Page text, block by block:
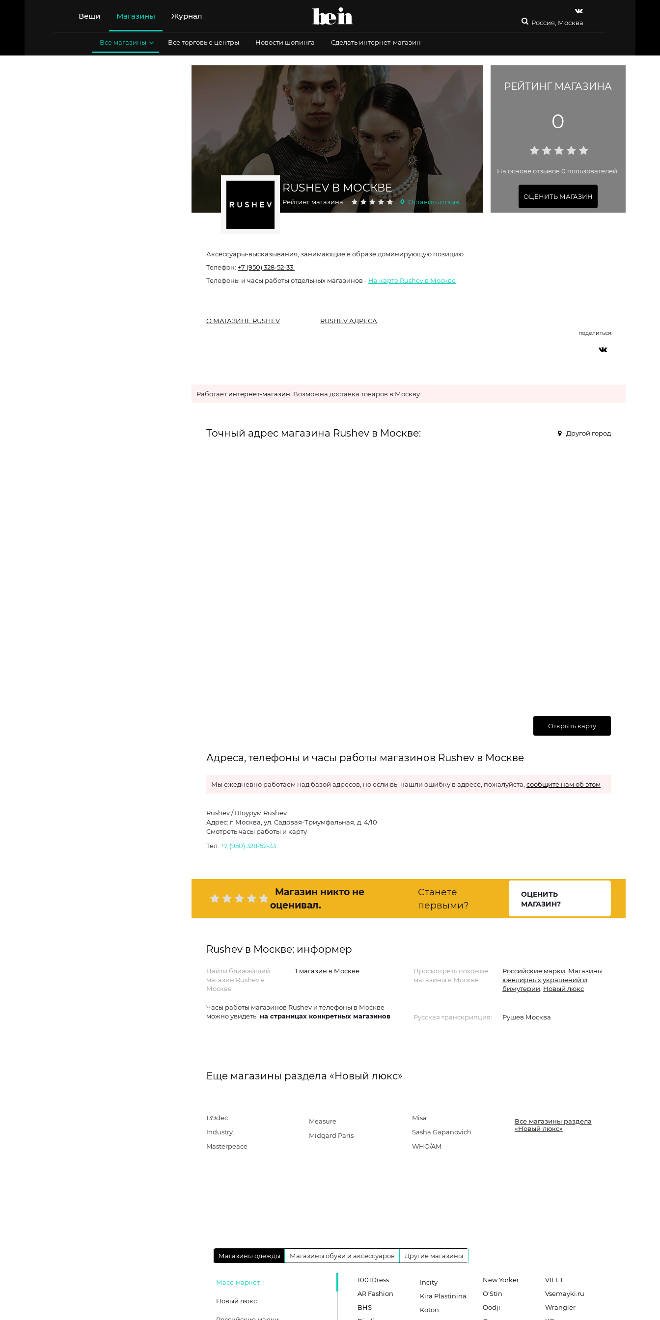
Вещи Магазины Журнал
Россия, Москва
Все магазины Все торговые центры Новости шопинга Сделать интернет-магазин
RUSHEV В МОСКВЕ
Рейтинг магазина : 0 Оставить отзыв
РЕЙТИНГ МАГАЗИНА
0
На основе отзывов 0 пользователей.
ОЦЕНИТЬ МАГАЗИН
Аксессуары-высказывания, занимающие в образе доминирующую позицию
Телефон: +7 (950) 328-52-33.
Телефоны и часы работы отдельных магазинов - На карте Rushev в Москве
О МАГАЗИНЕ RUSHEV RUSHEV АДРЕСА
поделиться:
Работаетинтернет-магазин . Возможна доставка товаров в Москву
Точный адрес магазина Rushev в Москве: Другой город
Открыть карту
Адреса, телефоны и часы работы магазинов Rushev в Москве
Мы ежедневно работаем над базой адресов, но если вы нашли ошибку в адресе, пожалуйста, сообщите нам об этом
Rushev / Шоурум Rushev
Адрес: г. Москва, ул. Садовая-Триумфальная, д. 4/10
Смотреть часы работы и карту
Тел. +7 (950) 328-52-33
Магазин никто не
оценивал.
Станете
первыми?
ОЦЕНИТЬ
МАГАЗИН?
Rushev в Москве: информер
Найти ближайший
магазин Rushev в
Москве
1 магазин в Москве
Часы работы магазинов Rushev и телефоны в Москве
можно увидеть на страницах конкретных магазинов
Просмотреть похожие
магазины в Москве:
Российские марки Магазины
ювелирных украшений и
бижутерии Новый люкс
Русская транскрипция: Рушев Москва
Еще магазины раздела «Новый люкс»
139dec
Industry.
Masterpeace
Measure
Midgard Paris
Misa
Sasha Gapanovich
WHO/AM
Все магазины раздела
«Новый люкс»
Магазины одежды Магазины обуви и аксессуаров Другие магазины
Масс-маркет
Новый люкс
1001Dress
AR Fashion
BHS
Incity
Kira Plastinina
Koton
New Yorker
O'Stin
Oodji
VILET
Vsemayki.ru
Wrangler